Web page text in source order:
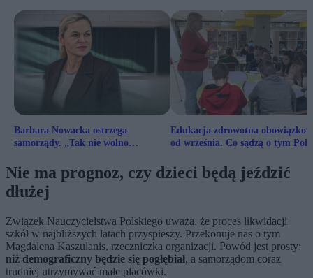
Barbara Nowacka ostrzega
samorządy. „Tak nie wolno
Edukacja zdrowotna
od września. Co sądzą o tym
Nie ma prognoz, czy dzieci będą jeździć
dłużej
Związek Nauczycielstwa Polskiego uważa, że proces likwidacji
szkół w najbliższych latach przyspieszy. Przekonuje nas o tym
Magdalena Kaszulanis, rzeczniczka organizacji. Powód jest prosty:
niż demograficzny będzie się pogłębiał, a samorządom coraz
trudniej utrzymywać małe placówki.